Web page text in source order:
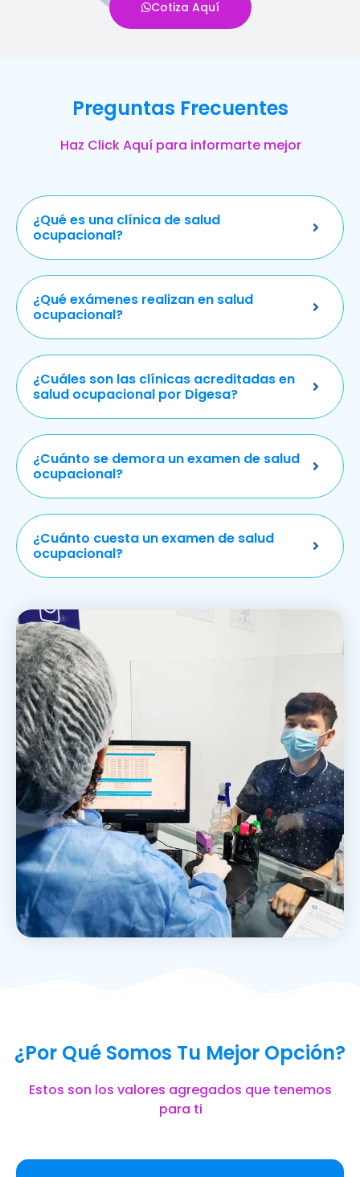
Cotiza Aquí
Preguntas Frecuentes
Haz Click Aquí para informarte mejor
¿Qué es una clínica de salud
ocupacional?
¿Qué exámenes realizan en salud
ocupacional?
¿Cuáles son las clínicas acreditadas en
salud ocupacional por Digesa?
¿Cuánto se demora un examen de salud
ocupacional?
¿Cuánto cuesta un examen de salud
ocupacional?
¿Por Qué Somos Tu Mejor Opción?
Estos son los valores agregados que tenemos
para ti